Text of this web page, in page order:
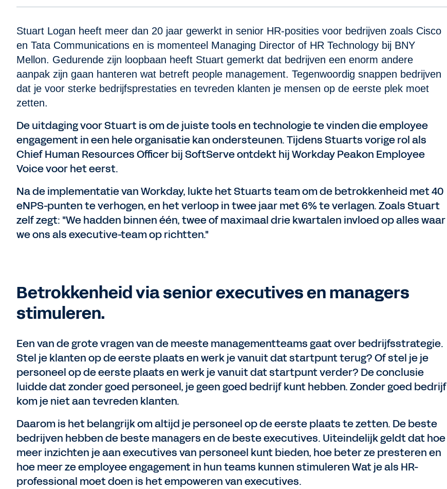
Stuart Logan heeft meer dan 20 jaar gewerkt in senior HR-posities voor bedrijven zoals Cisco
en Tata Communications en is momenteel Managing Director of HR Technology bij BNY
Mellon. Gedurende zijn loopbaan heeft Stuart gemerkt dat bedrijven een enorm andere
aanpak zijn gaan hanteren wat betreft people management. Tegenwoordig snappen bedrijven
dat je voor sterke bedrijfsprestaties en tevreden klanten je mensen op de eerste plek moet
zetten.
De uitdaging voor Stuart is om de juiste tools en technologie te vinden die employee
engagement in een hele organisatie kan ondersteunen. Tijdens Stuarts vorige rol als
Chief Human Resources Officer bij SoftServe ontdekt hij Workday Peakon Employee
Voice voor het eerst.
Na de implementatie van Workday, lukte het Stuarts team om de betrokkenheid met 40
eNPS-punten te verhogen, en het verloop in twee jaar met 6% te verlagen. Zoals Stuart
zelf zegt: "We hadden binnen één, twee of maximaal drie kwartalen invloed op alles waar
we ons als executive-team op richtten."
Betrokkenheid via senior executives en managers
stimuleren.
Een van de grote vragen van de meeste managementteams gaat over bedrijfsstrategie.
Stel je klanten op de eerste plaats en werk je vanuit dat startpunt terug? Of stel je je
personeel op de eerste plaats en werk je vanuit dat startpunt verder? De conclusie
luidde dat zonder goed personeel, je geen goed bedrijf kunt hebben. Zonder goed bedrijf
kom je niet aan tevreden klanten.
Daarom is het belangrijk om altijd je personeel op de eerste plaats te zetten. De beste
bedrijven hebben de beste managers en de beste executives. Uiteindelijk geldt dat hoe
meer inzichten je aan executives van personeel kunt bieden, hoe beter ze presteren en
hoe meer ze employee engagement in hun teams kunnen stimuleren Wat je als HR-
professional moet doen is het empoweren van executives.